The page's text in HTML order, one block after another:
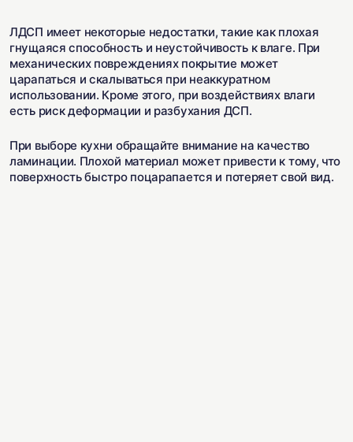
ЛДСП имеет некоторые недостатки, такие как плохая
гнущаяся способность и неустойчивость к влаге. При
механических повреждениях покрытие может
царапаться и скалываться при неаккуратном
использовании. Кроме этого, при воздействиях влаги
есть риск деформации и разбухания ДСП.
При выборе кухни обращайте внимание на качество
ламинации. Плохой материал может привести к тому, что
поверхность быстро поцарапается и потеряет свой вид.